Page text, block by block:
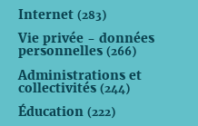
Internet (283)
Vie privée - données
personnelles (266)
Administrations et
collectivités (244)
Éducation (222)